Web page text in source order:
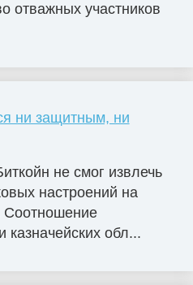
отважных участников
ни защитным, ни
не смог извлечь
настроений на
казначейских обл...